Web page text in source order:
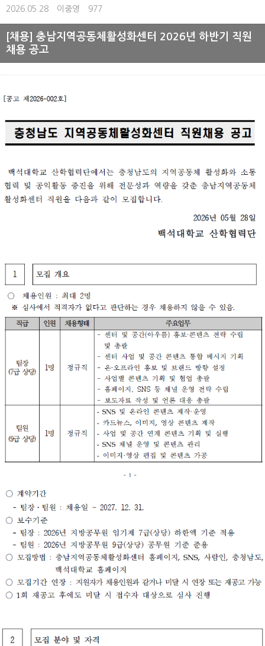
2026.05.28 이중영 977
[채용] 충남지역공동체활성화센터 2026년 하반기 직원
채용 공고